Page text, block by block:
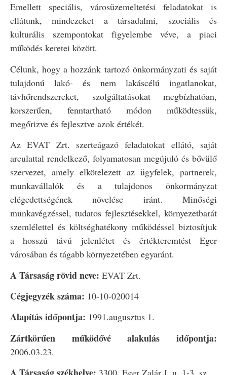
Emellett speciális, városüzemeltetési feladatokat is
ellátunk, mindezeket a társadalmi, szociális és
kulturális szempontokat figyelembe véve, a piaci
működés keretei között.
Célunk, hogy a hozzánk tartozó önkormányzati és saját
tulajdonú lakó- és nem lakáscélú ingatlanokat,
távhőrendszereket, szolgáltatásokat megbízhatóan,
korszerűen, fenntartható módon működtessük,
megőrizve és fejlesztve azok értékét.
Az EVAT Zrt. szerteágazó feladatokat ellátó, saját
arculattal rendelkező, folyamatosan megújuló és bővülő
szervezet, amely elkötelezett az ügyfelek, partnerek,
munkavállalók és a tulajdonos önkormányzat
elégedettségének növelése iránt. Minőségi
munkavégzéssel, tudatos fejlesztésekkel, környezetbarát
szemlélettel és költséghatékony működéssel biztosítjuk
a hosszú távú jelenlétet és értékteremtést Eger
városában és tágabb környezetében egyaránt.
A Társaság rövid neve: EVAT Zrt.
Cégjegyzék száma: 10-10-020014
Alapítás időpontja: 1991.augusztus 1.
Zártkörűen működővé alakulás időpontja:
2006.03.23.
3300. Eger Zalár J. u. 1-3. sz.